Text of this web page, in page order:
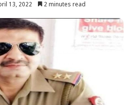
13, 2022 2 minutes read